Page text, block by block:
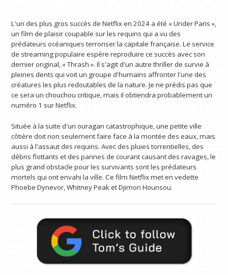
L'un des plus gros succès de Netflix en 2024 a été « Under Paris »,
un film de plaisir coupable sur les requins qui a vu des
prédateurs océaniques terroriser la capitale française. Le service
de streaming populaire espère reproduire ce succès avec son
dernier original, « Thrash ». Il s'agit d'un autre thriller de survie à
pleines dents qui voit un groupe d'humains affronter l'une des
créatures les plus redoutables de la nature. Je ne prédis pas que
ce sera un chouchou critique, mais il obtiendra probablement un
numéro 1 sur Netflix.
Située à la suite d'un ouragan catastrophique, une petite ville
côtière doit non seulement faire face à la montée des eaux, mais
aussi à l'assaut des requins. Avec des pluies torrentielles, des
débris flottants et des pannes de courant causant des ravages, le
plus grand obstacle pour les survivants sont les prédateurs
mortels qui ont envahi la ville. Ce film Netflix met en vedette
Phoebe Dynevor, Whitney Peak et Djimon Hounsou.